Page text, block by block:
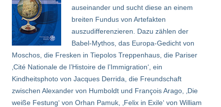
auseinander und sucht diese an einem
breiten Fundus von Artefakten
auszudifferenzieren. Dazu zählen der
Babel-Mythos, das Europa-Gedicht von
Moschos, die Fresken in Tiepolos Treppenhaus, die Pariser
‚Cité Nationale de l’Histoire de l’Immigration‘, ein
Kindheitsphoto von Jacques Derrida, die Freundschaft
zwischen Alexander von Humboldt und François Arago, ‚Die
weiße Festung‘ von Orhan Pamuk, ‚Felix in Exile‘ von William